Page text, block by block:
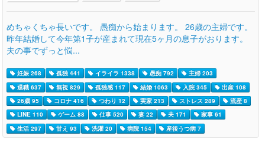
めちゃくちゃ長いです。 愚痴から始まります。 26歳の主婦です。
昨年結婚して今年第1子が産まれて現在5ヶ月の息子がおります。
夫の事でずっと悩...
妊娠 268 孤独 441 イライラ 1338 愚痴 792
主婦 203
退職 637
無視 829 孤独感 117 結婚 1063 入院 345
出産 108
26歳 95
コロナ 416 つわり 12 実家 213 ストレス 289
流産 8
LINE 110
ゲーム 88 仕事 520 妻 22 夫 171
家事 61
生活 297
甘え 93 洗濯 20 病院 154 産後うつ病 7